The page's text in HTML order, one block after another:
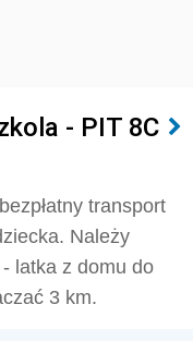
- PIT 8C
transport
Należy
latka z domu do
3 km.